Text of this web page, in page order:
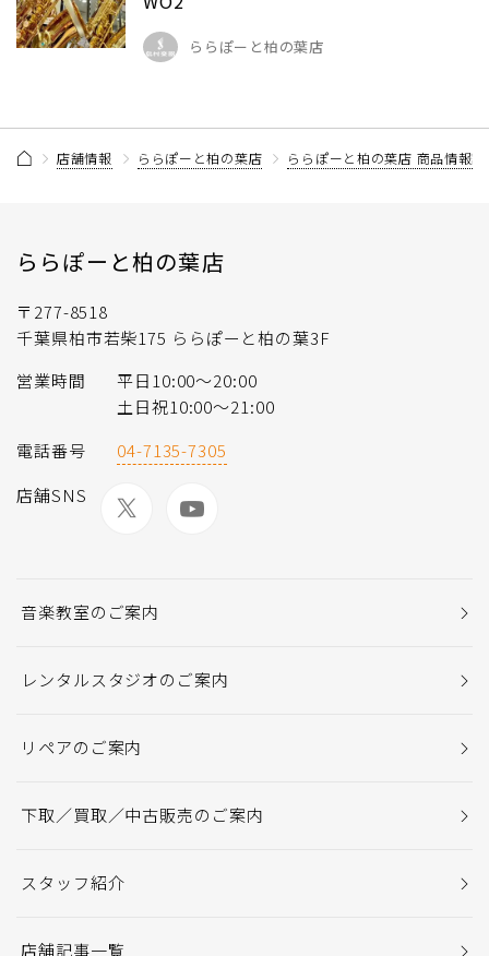
ららぽーと柏の葉店
店舗情報 ららぽーと柏の葉店 ららぽーと柏の葉店 商品情報
ららぽーと柏の葉店
〒277-8518
千葉県柏市若柴175 ららぽーと柏の葉3F
営業時間
平日10:00〜20:00
土日祝10:00〜21:00
電話番号
04-7135-7305
店舗SNS
音楽教室のご案内
レンタルスタジオのご案内
リペアのご案内
下取／買取／中古販売のご案内
スタッフ紹介
店舗記事一覧